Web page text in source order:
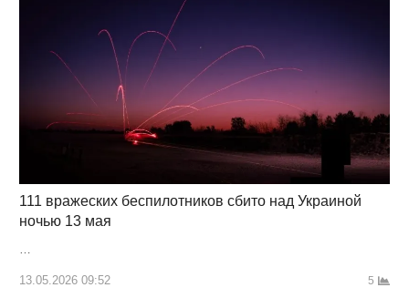
111 вражеских беспилотников сбито над Украиной
ночью 13 мая
…
13.05.2026 09:52 5